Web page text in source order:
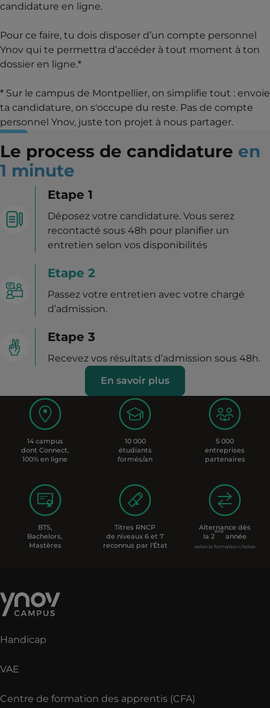
candidature en ligne.
Pour ce faire, tu dois disposer d’un compte personnel
Ynov qui te permettra d’accéder à tout moment à ton
dossier en ligne.*
* Sur le campus de Montpellier, on simplifie tout : envoie
ta candidature, on s'occupe du reste. Pas de compte
personnel Ynov, juste ton projet à nous partager.
Le process de candidature en
1 minute
Etape 1
Déposez votre candidature. Vous serez
recontacté sous 48h pour planifier un
entretien selon vos disponibilités
Etape 2
Passez votre entretien avec votre chargé
d’admission.
Etape 3
Recevez vos résultats d’admission sous 48h.
En savoir plus
14 campus
dont Connect,
100% en ligne
10 000
étudiants
formés/an
5 000
entreprises
partenaires
BTS,
Bachelors,
Mastères
Titres RNCP
de niveaux 6 et 7
reconnus par l'État
Alternance dès
la 2
ème
année
selon la formation choisie
Handicap
VAE
Centre de formation des apprentis (CFA)